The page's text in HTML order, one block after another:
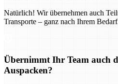
Natürlich! Wir übernehmen auch
Transporte – ganz nach Ihrem
Übernimmt Ihr Team auch
Auspacken?